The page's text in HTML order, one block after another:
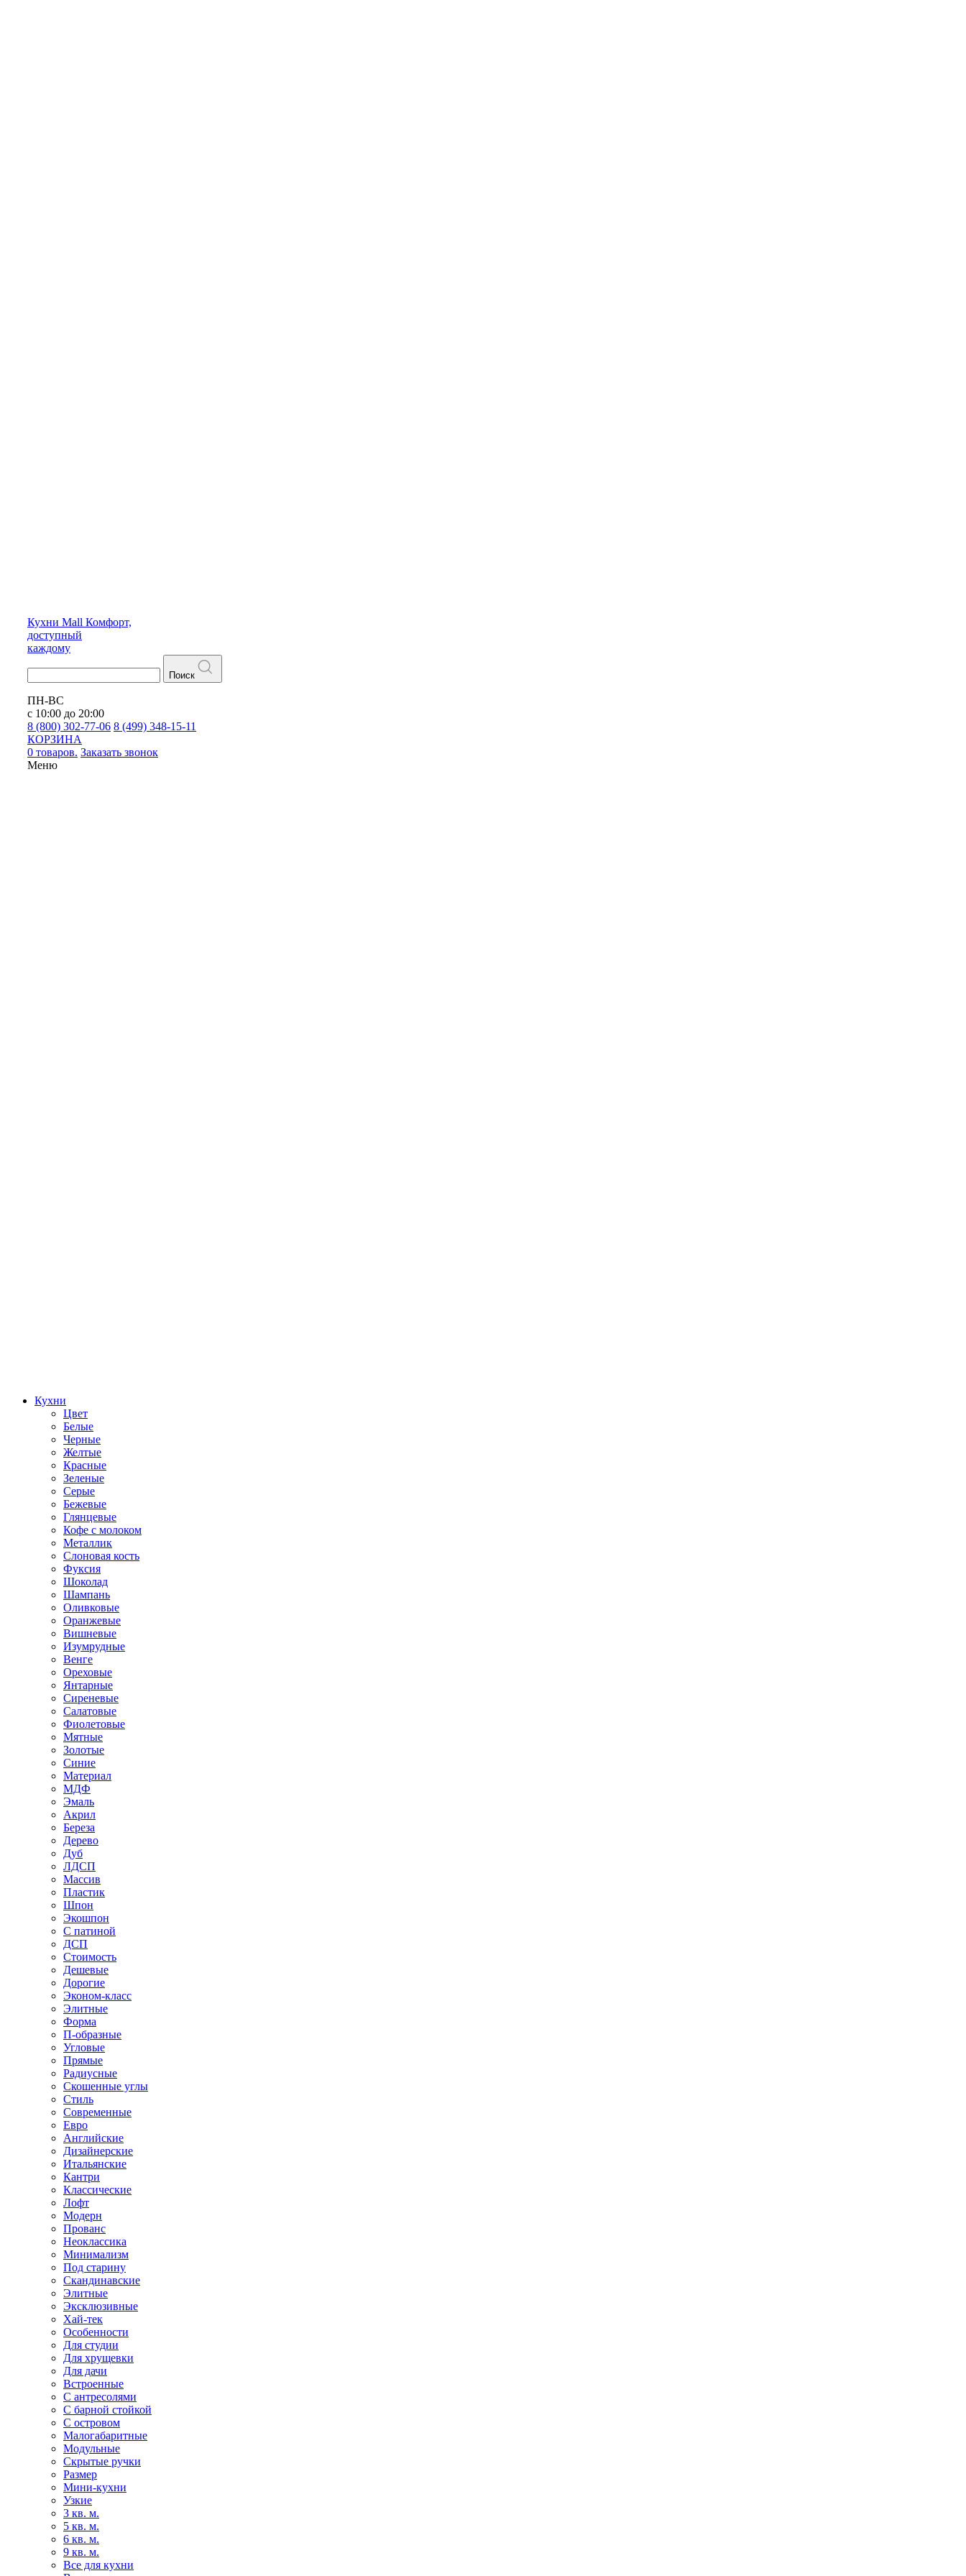
Кухни Mall Комфорт,
доступный
каждому
Поиск
ПН-ВС
с 10:00 до 20:00
8 (800) 302-77-06 8 (499) 348-15-11
КОРЗИНА
0 товаров. Заказать звонок
Меню
Кухни
Цвет
Белые
Черные
Желтые
Красные
Зеленые
Серые
Бежевые
Глянцевые
Кофе с молоком
Металлик
Слоновая кость
Фуксия
Шоколад
Шампань
Оливковые
Оранжевые
Вишневые
Изумрудные
Венге
Ореховые
Янтарные
Сиреневые
Салатовые
Фиолетовые
Мятные
Золотые
Синие
Материал
МДФ
Эмаль
Акрил
Береза
Дерево
Дуб
ЛДСП
Массив
Пластик
Шпон
Экошпон
С патиной
ДСП
Стоимость
Дешевые
Дорогие
Эконом-класс
Элитные
Форма
П-образные
Угловые
Прямые
Радиусные
Скошенные углы
Стиль
Современные
Евро
Английские
Дизайнерские
Итальянские
Кантри
Классические
Лофт
Модерн
Прованс
Неоклассика
Минимализм
Под старину
Скандинавские
Элитные
Эксклюзивные
Хай-тек
Особенности
Для студии
Для хрущевки
Для дачи
Встроенные
С антресолями
С барной стойкой
С островом
Малогабаритные
Модульные
Скрытые ручки
Размер
Мини-кухни
Узкие
3 кв. м.
5 кв. м.
6 кв. м.
9 кв. м.
Все для кухни